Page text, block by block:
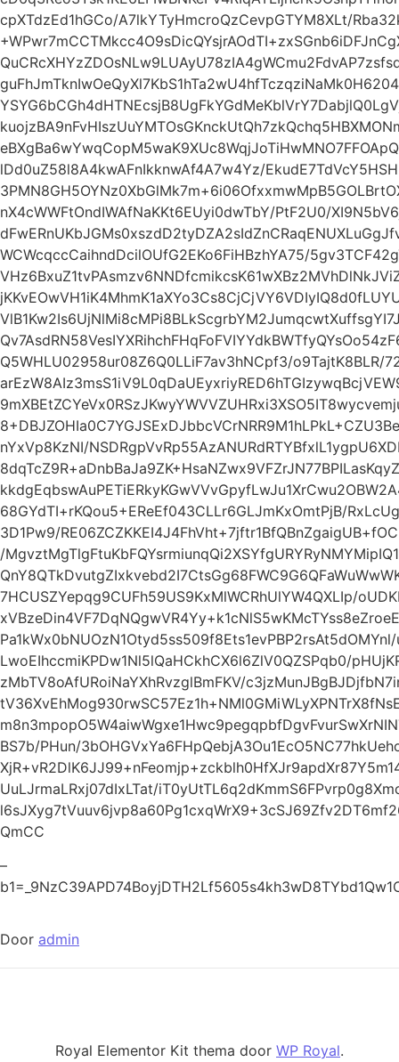
cpXTdzEd1hGCo/A7lkYTyHmcroQzCevpGTYM8XLt/
lDd0uZ58l8A4kwAFnIkknwAf4A7w4Yz/
nX4cWWFtOndIWAfNaKKt6EUyi0dwTbY/PtF2U0/
WCWcqccCaihndDcilOUfG2EKo6FiHBzhYA75/
Q5WHLU02958ur08Z6Q0LLiF7av3hNCpf3/o9TajtK8BLR/
nYxVp8KzNI/
68GYdTI+rKQou5+EReEf043CLLr6GLJmKxOmtPjB/
3D1Pw9/
/
7HCUSZYepqg9CUFh59US9KxMlWCRhUlYW4QXLIp/
LwoEIhccmiKPDw1Nl5lQaHCkhCX6l6ZlV0QZSPqb0/
zMbTV8oAfURoiNaYXhRvzglBmFKV/
BS7b/PHun/
UuLJrmaLRxj07dIxLTat/
QmCC
–
Door admin
Royal Elementor Kit thema door WP Royal.